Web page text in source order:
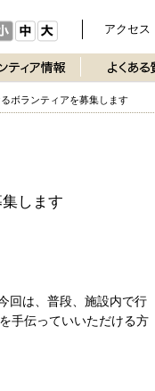
アクセス
ボランティアを募集します
します
回は、普段、施設内で行
手伝っていいただける方